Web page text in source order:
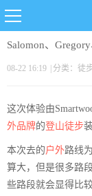
Salomon、
08-22 16:19 分类： 徒
这次体验由
外品牌的登山徒步
本次去的户外路线
算大，但是很多路
些路段就会显得比